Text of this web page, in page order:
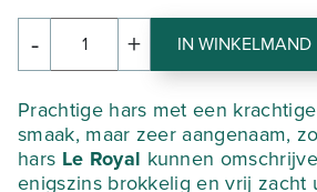
initial
était :
100,55 €.
-
hoeveelheid
LE
ROYAL
+ IN WINKELMAND
Prachtige hars met een
smaak, maar zeer aangenaam,
hars Le Royal kunnen
enigszins brokkelig en vrij zacht